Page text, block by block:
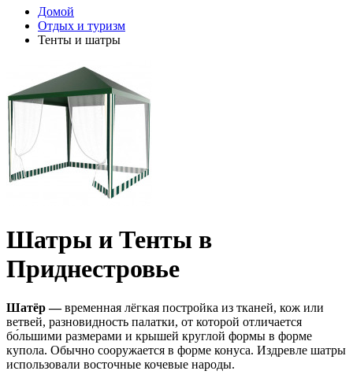
Домой
Отдых и туризм
Тенты и шатры
Шатры и Тенты в
Приднестровье
Шатёр —временная лёгкая постройка из тканей, кож или
ветвей, разновидность палатки, от которой отличается
бо́льшими размерами и крышей круглой формы в форме
купола. Обычно сооружается в форме конуса. Издревле шатры
использовали восточные кочевые народы.